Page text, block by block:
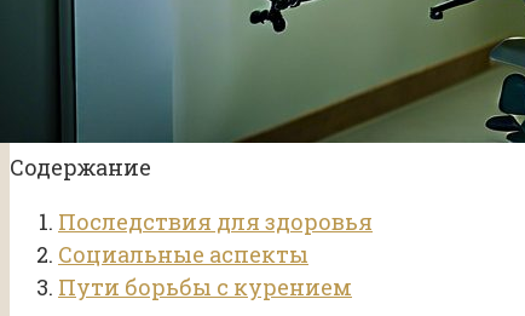
Содержание
Последствия для здоровья
Социальные аспекты
Пути борьбы с курением